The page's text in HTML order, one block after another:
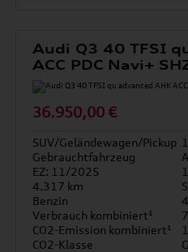
Audi Q3 40 TFSI
ACC PDC Navi+
36.950,00 €
SUV/Geländewagen/Pickup
Gebrauchtfahrzeug
EZ: 11/2025
4.317 km
Benzin
Verbrauch kombiniert¹
CO2-Emission kombiniert¹
CO2-Klasse
G